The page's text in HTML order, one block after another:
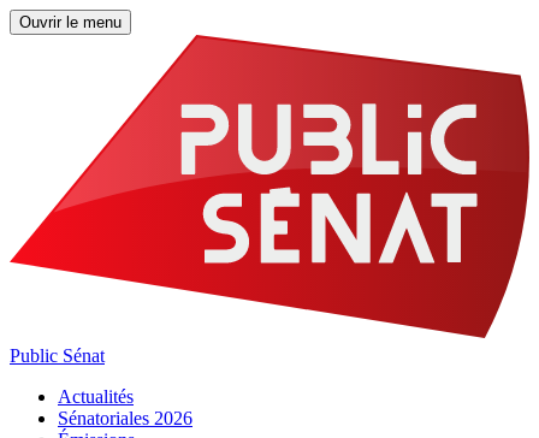
Ouvrir le menu
Public Sénat
Actualités
Sénatoriales 2026